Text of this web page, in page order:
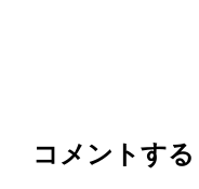
コメントする